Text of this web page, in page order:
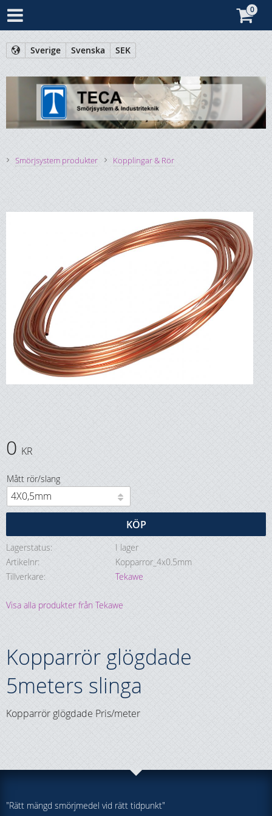
Sverige Svenska SEK
Smörjsystem produkter Kopplingar & Rör
0 KR
Mått rör/slang
KÖP
Lagerstatus
I lager
Artikelnr
Kopparror_4x0.5mm
Tillverkare
Tekawe
Visa alla produkter från Tekawe
Kopparrör glögdade
5meters slinga
Kopparrör glögdade Pris/meter
"Rätt mängd smörjmedel vid rätt tidpunkt"